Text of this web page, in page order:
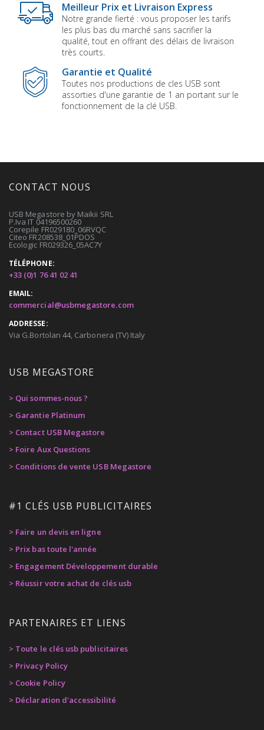
Meilleur Prix et Livraison Express
Notre grande fierté : vous proposer les tarifs
les plus bas du marché sans sacrifier la
qualité, tout en offrant des délais de livraison
très courts.
Garantie et Qualité
Toutes nos productions de cles USB sont
assorties d'une garantie de 1 an portant sur le
fonctionnement de la clé USB.
CONTACT NOUS
USB Megastore by Maikii SRL
P.Iva IT 04196500260
Corepile FR029180_06RVQC
Citeo FR208538_01PDOS
Ecologic FR029326_05AC7Y
TÉLÉPHONE:
+33 (0)1 76 41 02 41
EMAIL:
commercial@usbmegastore.com
ADDRESSE:
Via G.Bortolan 44, Carbonera (TV) Italy
USB MEGASTORE
> Qui sommes-nous ?
> Garantie Platinum
> Contact USB Megastore
> Foire Aux Questions
> Conditions de vente USB Megastore
#1 CLÉS USB PUBLICITAIRES
> Faire un devis en ligne
> Prix bas toute l'année
> Engagement Développement durable
> Réussir votre achat de clés usb
PARTENAIRES ET LIENS
> Toute le clés usb publicitaires
> Privacy Policy
> Cookie Policy
> Déclaration d'accessibilité